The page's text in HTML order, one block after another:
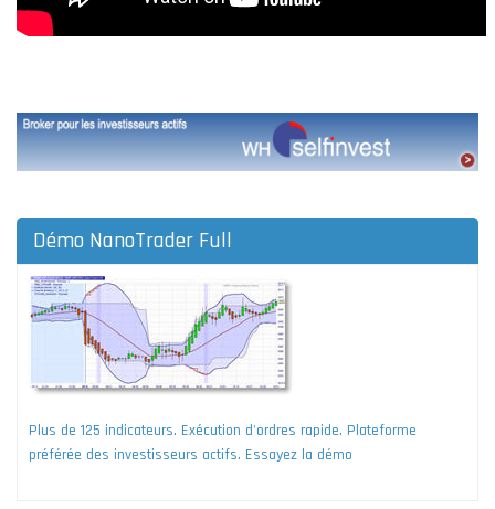
Démo NanoTrader Full
Plus de 125 indicateurs. Exécution d'ordres rapide. Plateforme
préférée des investisseurs actifs. Essayez la démo